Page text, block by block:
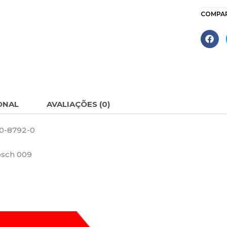
AVALIAÇÕES (0)
8792-0
009